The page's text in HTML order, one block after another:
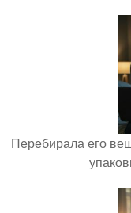
Перебирала его